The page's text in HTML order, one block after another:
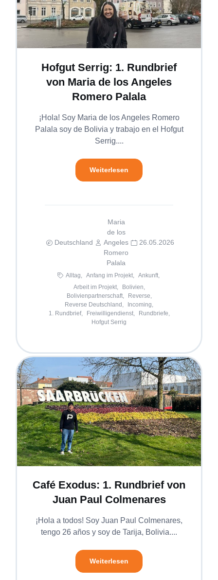
Hofgut Serrig: 1. Rundbrief
von Maria de los Angeles
Romero Palala
¡Hola! Soy Maria de los Angeles Romero
Palala soy de Bolivia y trabajo en el Hofgut
Serrig....
Weiterlesen
Deutschland
Maria
de los
Angeles
Romero
Palala
26.05.2026
Alltag, Anfang im Projekt,
Ankunft,
Arbeit im Projekt,
Bolivien,
Bolivienpartnerschaft,
Reverse,
Reverse Deutschland,
Incoming,
1. Rundbrief,
Freiwilligendienst,
Rundbriefe,
Hofgut Serrig
Café Exodus: 1. Rundbrief von
Juan Paul Colmenares
¡Hola a todos! Soy Juan Paul Colmenares,
tengo 26 años y soy de Tarija, Bolivia....
Weiterlesen